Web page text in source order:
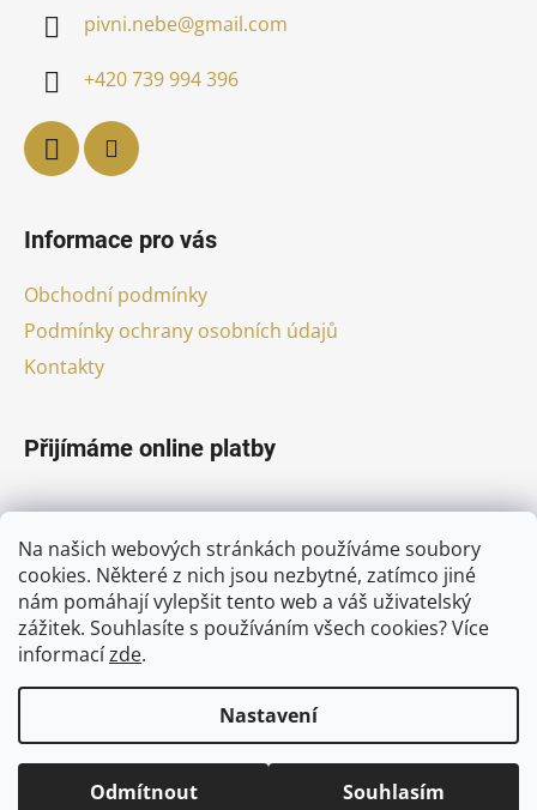
Na našich webových stránkách používáme soubory
cookies. Některé z nich jsou nezbytné, zatímco jiné
nám pomáhají vylepšit tento web a váš uživatelský
zážitek. Souhlasíte s používáním všech cookies?Více
informacízde.
Nastavení
Odmítnout Souhlasím
pivni.nebe@gmail.com
+420 739 994 396
Informace pro vás
Obchodní podmínky
Podmínky ochrany osobních údajů
Kontakty
Přijímáme online platby
Facebook
Vytvořil Shoptet
Copyright 2026
. Všechna práva